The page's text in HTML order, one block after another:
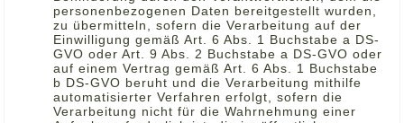
personenbezogenen Daten bereitgestellt wurden,
zu übermitteln, sofern die Verarbeitung auf der
Einwilligung gemäß Art. 6 Abs. 1 Buchstabe a DS-
GVO oder Art. 9 Abs. 2 Buchstabe a DS-GVO oder
auf einem Vertrag gemäß Art. 6 Abs. 1 Buchstabe
b DS-GVO beruht und die Verarbeitung mithilfe
automatisierter Verfahren erfolgt, sofern die
Verarbeitung nicht für die Wahrnehmung einer